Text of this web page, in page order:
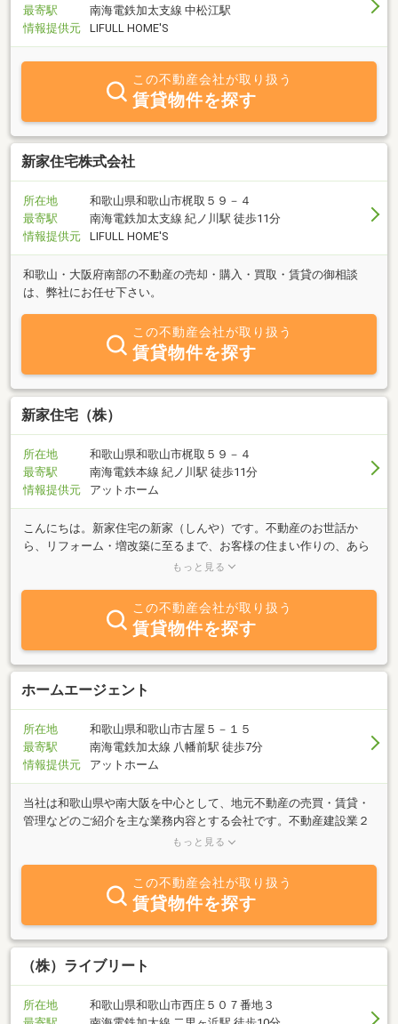
最寄駅
南海電鉄加太支線 中松江駅
情報提供元
LIFULL HOME'S
この不動産会社が取り扱う
賃貸物件を探す
新家住宅株式会社
所在地
和歌山県和歌山市梶取５９－４
最寄駅
南海電鉄加太支線 紀ノ川駅 徒歩11分
情報提供元
LIFULL HOME'S
和歌山・大阪府南部の不動産の売却・購入・買取・賃貸の御相談
は、弊社にお任せ下さい。
この不動産会社が取り扱う
賃貸物件を探す
新家住宅（株）
所在地
和歌山県和歌山市梶取５９－４
最寄駅
南海電鉄本線 紀ノ川駅 徒歩11分
情報提供元
アットホーム
こんにちは。新家住宅の新家（しんや）です。不動産のお世話か
ら、リフォーム・増改築に至るまで、お客様の住まい作りの、あら
ゆるお手伝いをさせて頂いております。親切と誠実が私のモットー
もっと見る
この不動産会社が取り扱う
賃貸物件を探す
ホームエージェント
所在地
和歌山県和歌山市古屋５－１５
最寄駅
南海電鉄加太線 八幡前駅 徒歩7分
情報提供元
アットホーム
当社は和歌山県や南大阪を中心として、地元不動産の売買・賃貸・
管理などのご紹介を主な業務内容とする会社です。不動産建設業２
０年の経験を活かし、お客様のニーズに合った商品を提供してまい
い・借りたい・リフォームしたい・・・どんなご要望にもお答えし
ますので、お気軽にご相談くださいね。また、ファイナンシャルプ
ランナーとして不動産・保険コンサルタントとしてご提案もさせて
いただきます。よろしくお願いします。
もっと見る
この不動産会社が取り扱う
賃貸物件を探す
（株）ライブリート
所在地
和歌山県和歌山市西庄５０７番地３